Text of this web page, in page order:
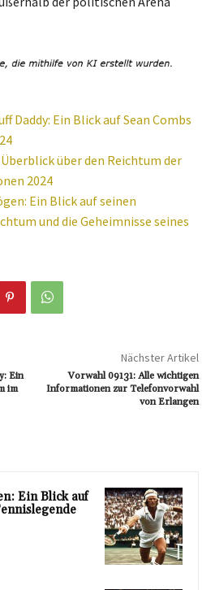
Daddy: Ein Blick auf Sean Combs
über den Reichtum der
2024
Ein Blick auf seinen
und die Geheimnisse seines
Ein
im
Nächster Artikel
Vorwahl 09131: Alle wichtigen
Informationen zur Telefonvorwahl
von Erlangen
Ein Blick auf